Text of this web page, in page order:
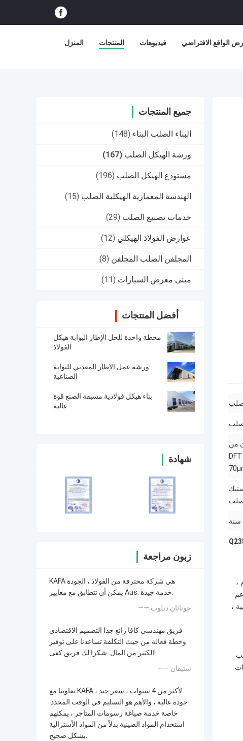
المنزل المنتجات فيديوهات الواقع الافتراضي
جميع المنتجات
البناء الصلب البناء (148)
ورشة الهيكل الصلب (167)
مستودع الهيكل الصلب (196)
الهندسة المعمارية الهيكلية الصلب (15)
خدمات تصنيع الصلب (29)
عوارض الفولاذ الهيكلي (12)
المجلفن الصلب المجلفن (8)
مبنى معرض السيارات (11)
أفضل المنتجات
محطة واحدة للحل الإطار البوابة هيكل
الفولاذ
ورشة عمل الإطار المعدني للبوابة
الصناعية
بناء هيكل فولاذية مسبقة الصنع قوة
عالية
شهادة
زبون مراجعة
KAFA هي شركة محترفة من الفولاذ ، الجودة
يمكن أن تتطابق مع معايير Aus. خدمة جيدة.
—— جوناثان دنلوب
فريق مهندسي كافا رائع جدا التصميم الاقتصادي
وخطة فعالة من حيث التكلفة تساعدنا على توفير
الكثير من المال. شكرا لك فريق كفى!
—— ستيفان
تعاوننا مع KAFA لأكثر من 4 سنوات ، سعر جيد ،
جودة عالية ، والأهم هو التسليم في الوقت المحدد.
خاصة خدمة صياغة رسومات المتاجر ، يمكنهم
استخدام المواد الصينية بدلاً من المواد الأسترالية
بشكل صحيح.
صلب
من
الطلاء التمهيدي وطلاء علوي واحد ، DFT
،
،